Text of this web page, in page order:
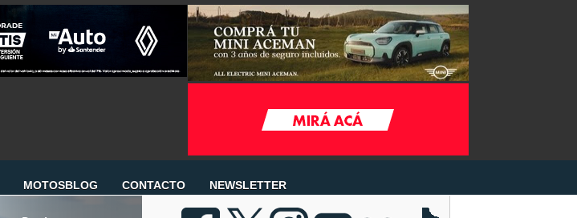
MOTOSBLOG CONTACTO NEWSLETTER